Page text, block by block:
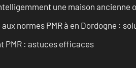
une maison ancienne
normes PMR à en Dordogne :
PMR : astuces efficaces